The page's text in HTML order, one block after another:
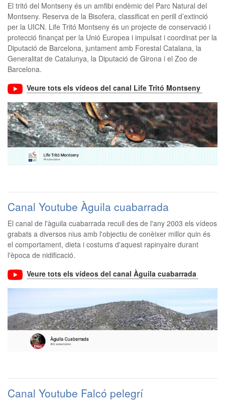
El tritó del Montseny és un amfibi endèmic del Parc Natural del
Montseny. Reserva de la Bisofera, classificat en perill d’extinció
per la UICN. Life Tritó Montseny és un projecte de conservació i
protecció finançat per la Unió Europea i impulsat i coordinat per la
Diputació de Barcelona, juntament amb Forestal Catalana, la
Generalitat de Catalunya, la Diputació de Girona i el Zoo de
Barcelona.
Veure tots els vídeos del canal Life Tritó Montseny
Canal Youtube Àguila cuabarrada
El canal de l'àguila cuabarrada recull des de l'any 2003 els vídeos
grabats a diversos nius amb l'objectiu de conèixer millor quin és
el comportament, dieta i costums d'aquest rapinyaire durant
l'època de nidificació.
Veure tots els vídeos del canal Àguila cuabarrada
Canal Youtube Falcó pelegrí